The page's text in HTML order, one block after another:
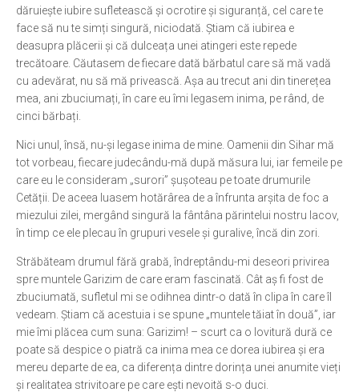
dăruiește iubire sufletească și ocrotire și siguranță, cel care te
face să nu te simți singură, niciodată. Știam că iubirea e
deasupra plăcerii și că dulceața unei atingeri este repede
trecătoare. Căutasem de fiecare dată bărbatul care să mă vadă
cu adevărat, nu să mă privească. Așa au trecut ani din tinerețea
mea, ani zbuciumați, în care eu îmi legasem inima, pe rând, de
cinci bărbați.
Nici unul, însă, nu-și legase inima de mine. Oamenii din Sihar mă
tot vorbeau, fiecare judecându-mă după măsura lui, iar femeile pe
care eu le consideram „surori” șușoteau pe toate drumurile
Cetății. De aceea luasem hotărârea de a înfrunta arșita de foc a
miezului zilei, mergând singură la fântâna părintelui nostru Iacov,
în timp ce ele plecau în grupuri vesele și guralive, încă din zori.
Străbăteam drumul fără grabă, îndreptându-mi deseori privirea
spre muntele Garizim de care eram fascinată. Cât aș fi fost de
zbuciumată, sufletul mi se odihnea dintr-o dată în clipa în care îl
vedeam. Știam că acestuia i se spune „muntele tăiat în două”, iar
mie îmi plăcea cum suna: Garizim! – scurt ca o lovitură dură ce
poate să despice o piatră ca inima mea ce dorea iubirea și era
mereu departe de ea, ca diferența dintre dorința unei anumite vieți
și realitatea strivitoare pe care ești nevoită s-o duci.